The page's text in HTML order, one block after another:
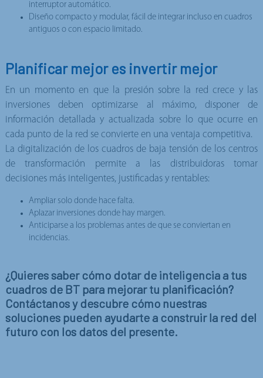
interruptor automático.
Diseño compacto y modular, fácil de integrar incluso en cuadros
antiguos o con espacio limitado.
Planificar mejor es invertir mejor
En un momento en que la presión sobre la red crece y las
inversiones deben optimizarse al máximo, disponer de
información detallada y actualizada sobre lo que ocurre en
cada punto de la red se convierte en una ventaja competitiva.
La digitalización de los cuadros de baja tensión de los centros
de transformación permite a las distribuidoras tomar
decisiones más inteligentes, justificadas y rentables:
Ampliar solo donde hace falta.
Aplazar inversiones donde hay margen.
Anticiparse a los problemas antes de que se conviertan en
incidencias.
¿Quieres saber cómo dotar de inteligencia a tus
cuadros de BT para mejorar tu planificación?
Contáctanos y descubre cómo nuestras
soluciones pueden ayudarte a construir la red del
futuro con los datos del presente.